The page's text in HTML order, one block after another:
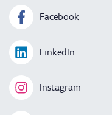
Facebook
LinkedIn
Instagram